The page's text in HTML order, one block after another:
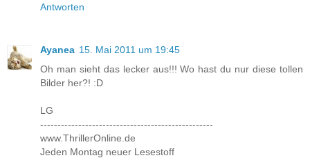
Antworten
Ayanea 15. Mai 2011 um 19:45
Oh man sieht das lecker aus!!! Wo hast du nur diese tollen
Bilder her?! :D
LG
--------------------------------------------------
www.ThrillerOnline.de
Jeden Montag neuer Lesestoff